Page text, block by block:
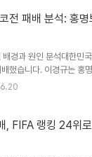
을 풀백으로 배치하는
백 자원으로 평가받던
대표팀 데뷔와 기대감옌
전 패배 분석: 홍
배경과 원인 분석대한민
했습니다. 이경규는 홍
세를 잇지 못한 대표팀은
주장했습니다. 단순한
후 전망 및 남아공전 대
니다. 멕시코전에서의
, FIFA 랭킹 24위